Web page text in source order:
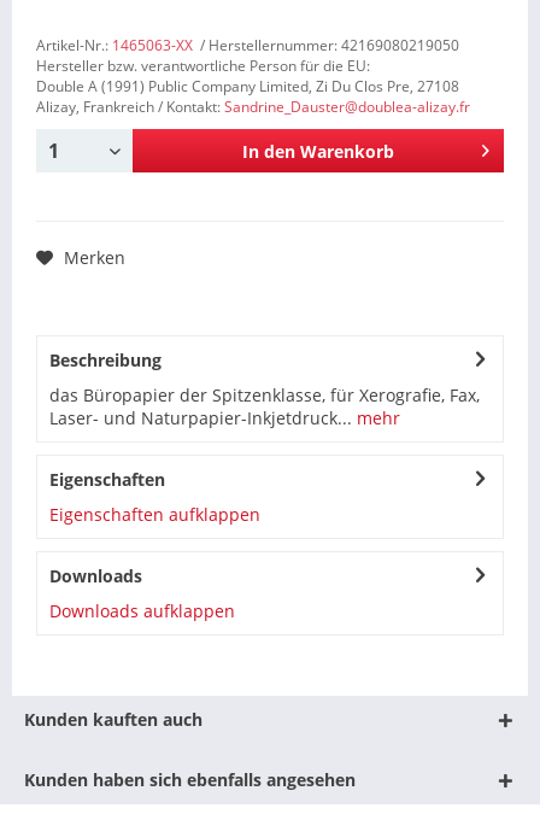
Artikel-Nr.: 1465063-XX / Herstellernummer: 42169080219050
Hersteller bzw. verantwortliche Person für die EU:
Double A (1991) Public Company Limited, Zi Du Clos Pre, 27108
Alizay, Frankreich / Kontakt:Sandrine_Dauster@doublea-alizay.fr
In den Warenkorb
Merken
Beschreibung
das Büropapier der Spitzenklasse, für Xerografie, Fax,
Laser- und Naturpapier-Inkjetdruck... mehr
Eigenschaften
Eigenschaften aufklappen
Downloads
Downloads aufklappen
Kunden kauften auch
Kunden haben sich ebenfalls angesehen